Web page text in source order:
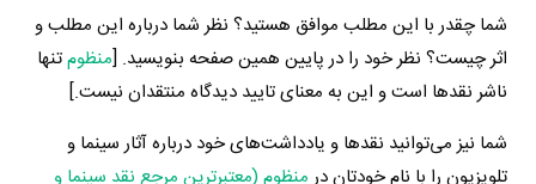
شما چقدر با این مطلب موافق هستید؟ نظر شما درباره این مطلب و
اثر چیست؟ نظر خود را در پایین همین صفحه بنویسید. [منظومتنها
ناشر نقدها است و این به معنای تایید دیدگاه منتقدان نیست.]
شما نیز می‌توانید نقدها و یادداشت‌های خود درباره آثار سینما و
تلویزیون را با نام خودتان در منظوم (معتبرترین مرجع نقد سینما و